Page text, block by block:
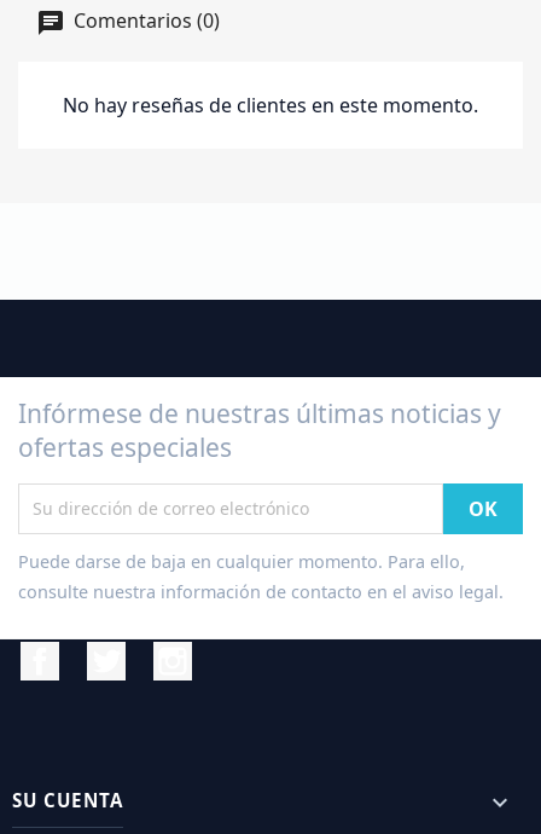
Comentarios (0)
No hay reseñas de clientes en este momento.
Infórmese de nuestras últimas noticias y
ofertas especiales
Puede darse de baja en cualquier momento. Para ello,
consulte nuestra información de contacto en el aviso legal.
SU CUENTA 